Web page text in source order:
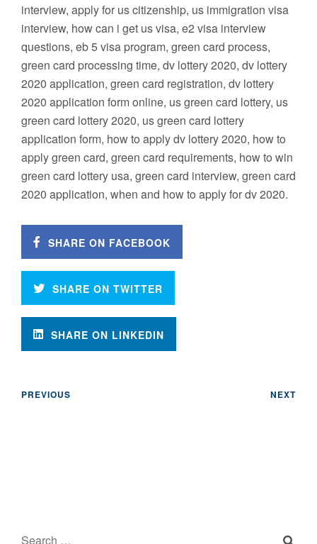
interview, apply for us citizenship, us immigration visa
interview, how can i get us visa, e2 visa interview
questions, eb 5 visa program, green card process,
green card processing time, dv lottery 2020, dv lottery
2020 application, green card registration, dv lottery
2020 application form online, us green card lottery, us
green card lottery 2020, us green card lottery
application form, how to apply dv lottery 2020, how to
apply green card, green card requirements, how to win
green card lottery usa, green card interview, green card
2020 application, when and how to apply for dv 2020.
SHARE ON FACEBOOK
SHARE ON TWITTER
SHARE ON LINKEDIN
PREVIOUS NEXT